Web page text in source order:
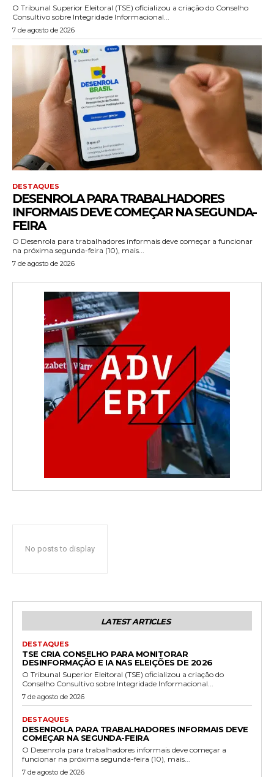
O Tribunal Superior Eleitoral (TSE) oficializou a criação do Conselho
Consultivo sobre Integridade Informacional...
7 de agosto de 2026
DESTAQUES
DESENROLA PARA TRABALHADORES
INFORMAIS DEVE COMEÇAR NA SEGUNDA-
FEIRA
O Desenrola para trabalhadores informais deve começar a funcionar
na próxima segunda-feira (10), mais...
7 de agosto de 2026
No posts to display
LATEST ARTICLES
DESTAQUES
TSE CRIA CONSELHO PARA MONITORAR
DESINFORMAÇÃO E IA NAS ELEIÇÕES DE 2026
O Tribunal Superior Eleitoral (TSE) oficializou a criação do
Conselho Consultivo sobre Integridade Informacional...
7 de agosto de 2026
DESTAQUES
DESENROLA PARA TRABALHADORES INFORMAIS DEVE
COMEÇAR NA SEGUNDA-FEIRA
O Desenrola para trabalhadores informais deve começar a
funcionar na próxima segunda-feira (10), mais...
7 de agosto de 2026